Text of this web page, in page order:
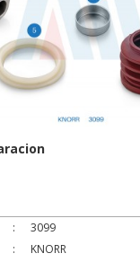
:
3099
:
KNORR